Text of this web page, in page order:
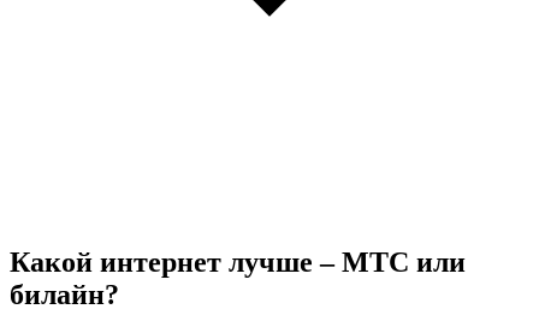
Какой интернет лучше – МТС или
билайн?